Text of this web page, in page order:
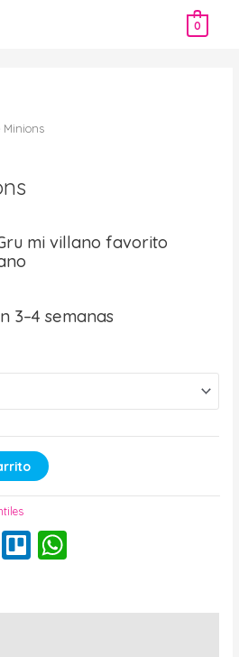
0
Minions
mi villano favorito
3–4 semanas
Gmail
Trello